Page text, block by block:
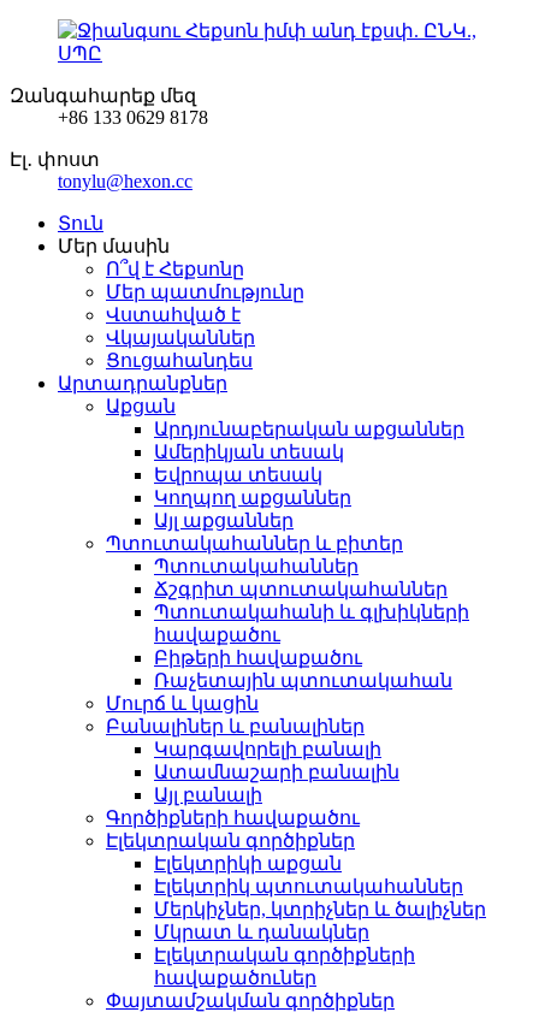
Զանգահարեք մեզ
+86 133 0629 8178
Էլ․ փոստ
tonylu@hexon.cc
Տուն
Մեր մասին
Ո՞վ է Հեքսոնը
Մեր պատմությունը
Վստահված է
Վկայականներ
Ցուցահանդես
Արտադրանքներ
Աքցան
Արդյունաբերական աքցաններ
Ամերիկյան տեսակ
Եվրոպա տեսակ
Կողպող աքցաններ
Այլ աքցաններ
Պտուտակահաններ և բիտեր
Պտուտակահաններ
Ճշգրիտ պտուտակահաններ
Պտուտակահանի և գլխիկների
հավաքածու
Բիթերի հավաքածու
Ռաչետային պտուտակահան
Մուրճ և կացին
Բանալիներ և բանալիներ
Կարգավորելի բանալի
Ատամնաշարի բանալին
Այլ բանալի
Գործիքների հավաքածու
Էլեկտրական գործիքներ
Էլեկտրիկի աքցան
Էլեկտրիկ պտուտակահաններ
Մերկիչներ, կտրիչներ և ծալիչներ
Մկրատ և դանակներ
Էլեկտրական գործիքների
հավաքածուներ
Փայտամշակման գործիքներ